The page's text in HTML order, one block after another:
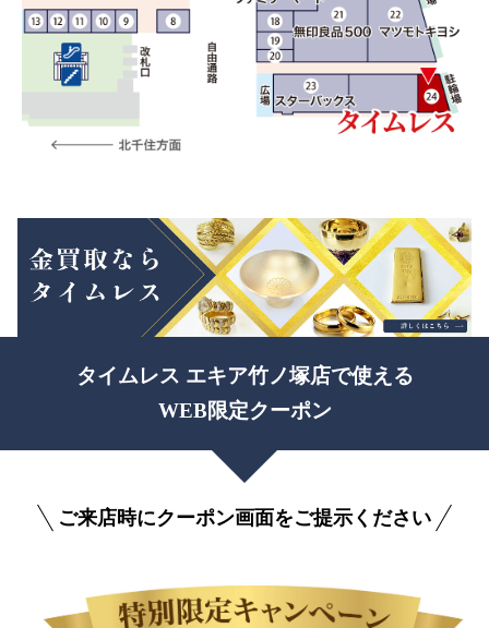
タイムレス エキア竹ノ塚店で使える
WEB限定クーポン
ご来店時にクーポン画面をご提示ください